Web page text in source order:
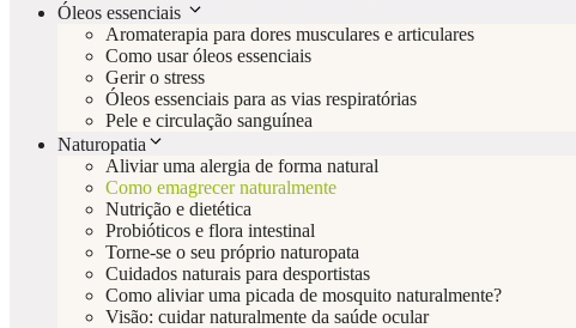
Óleos essenciais
Aromaterapia para dores musculares e articulares
Como usar óleos essenciais
Gerir o stress
Óleos essenciais para as vias respiratórias
Pele e circulação sanguínea
Naturopatia
Aliviar uma alergia de forma natural
Como emagrecer naturalmente
Nutrição e dietética
Probióticos e flora intestinal
Torne-se o seu próprio naturopata
Cuidados naturais para desportistas
Como aliviar uma picada de mosquito naturalmente?
Visão: cuidar naturalmente da saúde ocular